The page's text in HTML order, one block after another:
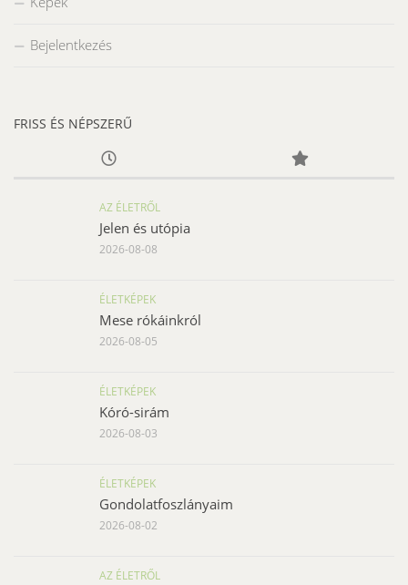
Bejelentkezés
FRISS ÉS NÉPSZERŰ
AZ ÉLETRŐL
Jelen és utópia
2026-08-08
ÉLETKÉPEK
Mese rókáinkról
2026-08-05
ÉLETKÉPEK
Kóró-sirám
2026-08-03
ÉLETKÉPEK
Gondolatfoszlányaim
2026-08-02
AZ ÉLETRŐL